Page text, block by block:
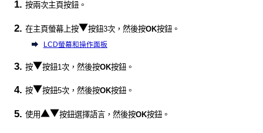
按兩次主頁按鈕。
在主頁螢幕上按 按鈕3次，然後按OK按鈕。
LCD螢幕和操作面板
按 按鈕1次，然後按OK按鈕。
按 按鈕5次，然後按OK按鈕。
使用 按鈕選擇語言，然後按OK按鈕。